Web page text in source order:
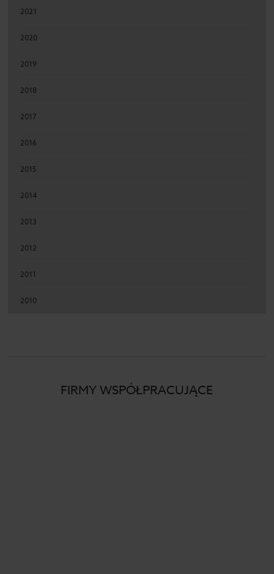
2021
2020
2019
2018
2017
2016
2015
2014
2013
2012
2011
2010
FIRMY WSPÓŁPRACUJĄCE